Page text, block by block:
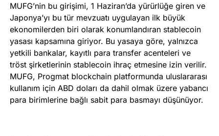
MUFG’nin bu girişimi, 1 Haziran’da yürürlüğe giren ve
Japonya’yı bu tür mevzuatı uygulayan ilk büyük
ekonomilerden biri olarak konumlandıran stablecoin
yasası kapsamına giriyor. Bu yasaya göre, yalnızca
yetkili bankalar, kayıtlı para transfer acenteleri ve
tröst şirketlerinin stablecoin ihraç etmesine izin verilir.
MUFG, Progmat blockchain platformunda uluslararası
kullanım için ABD doları da dahil olmak üzere yabancı
para birimlerine bağlı sabit para basmayı düşünüyor.